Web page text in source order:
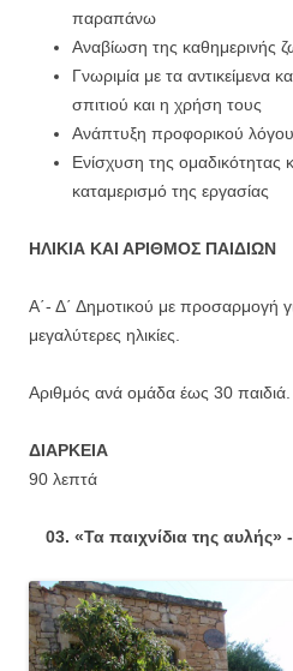
παραπάνω
Αναβίωση της
Γνωριμία με τα αντικείμενα
σπιτιού και η χρήση τους
Ανάπτυξη προφορικού
Ενίσχυση της ομαδικότητας
καταμερισμό της εργασίας
ΗΛΙΚΙΑ ΚΑΙ ΑΡΙΘΜΟΣ ΠΑΙΔΙΩΝ
Α΄- Δ΄ Δημοτικού με προσαρμογή
μεγαλύτερες ηλικίες.
Αριθμός ανά ομάδα έως 30 παιδιά.
ΔΙΑΡΚΕΙΑ
90 λεπτά
03. «Τα παιχνίδια της